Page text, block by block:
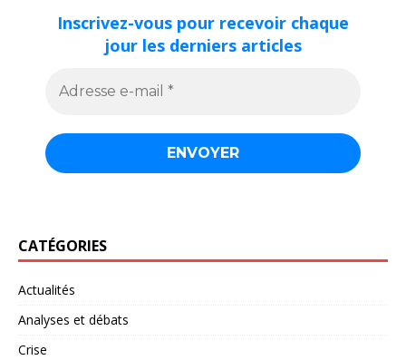
Inscrivez-vous pour recevoir chaque
jour les derniers articles
CATÉGORIES
Actualités
Analyses et débats
Crise